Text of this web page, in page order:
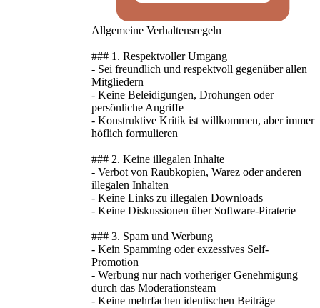
Allgemeine Verhaltensregeln
### 1. Respektvoller Umgang
- Sei freundlich und respektvoll gegenüber allen
Mitgliedern
- Keine Beleidigungen, Drohungen oder
persönliche Angriffe
- Konstruktive Kritik ist willkommen, aber immer
höflich formulieren
### 2. Keine illegalen Inhalte
- Verbot von Raubkopien, Warez oder anderen
illegalen Inhalten
- Keine Links zu illegalen Downloads
- Keine Diskussionen über Software-Piraterie
### 3. Spam und Werbung
- Kein Spamming oder exzessives Self-
Promotion
- Werbung nur nach vorheriger Genehmigung
durch das Moderationsteam
- Keine mehrfachen identischen Beiträge